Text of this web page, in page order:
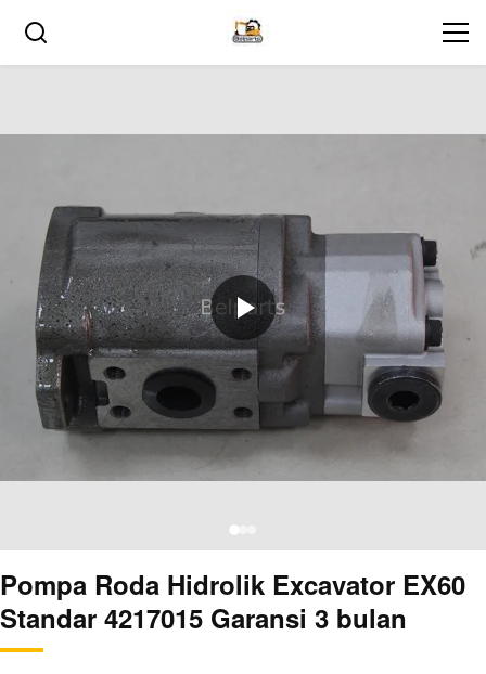
Pompa Roda Hidrolik Excavator EX60
Standar 4217015 Garansi 3 bulan